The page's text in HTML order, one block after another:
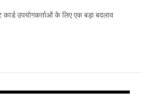
कार्ड उपयोगकर्ताओं के लिए एक बड़ा बदलाव